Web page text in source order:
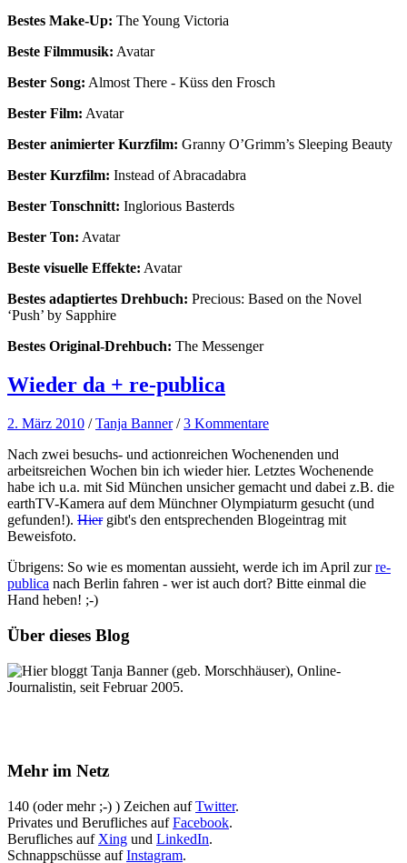
Bestes Make-Up: The Young Victoria
Beste Filmmusik: Avatar
Bester Song: Almost There - Küss den Frosch
Bester Film: Avatar
Bester animierter Kurzfilm: Granny O’Grimm’s Sleeping Beauty
Bester Kurzfilm: Instead of Abracadabra
Bester Tonschnitt: Inglorious Basterds
Bester Ton: Avatar
Beste visuelle Effekte: Avatar
Bestes adaptiertes Drehbuch: Precious: Based on the Novel
‘Push’ by Sapphire
Bestes Original-Drehbuch: The Messenger
Wieder da + re-publica
2. März 2010 /Tanja Banner /3 Kommentare
Nach zwei besuchs- und actionreichen Wochenenden und
arbeitsreichen Wochen bin ich wieder hier. Letztes Wochenende
habe ich u.a. mit Sid München unsicher gemacht und dabei z.B. die
earthTV-Kamera auf dem Münchner Olympiaturm gesucht (und
gefunden!). Hiergibt's den entsprechenden Blogeintrag mit
Beweisfoto.
Übrigens: So wie es momentan aussieht, werde ich im April zurre-
publica nach Berlin fahren - wer ist auch dort? Bitte einmal die
Hand heben! ;-)
Über dieses Blog
Hier bloggt Tanja Banner (geb. Morschhäuser), Online-
Journalistin, seit Februar 2005.
Mehr im Netz
140 (oder mehr ;-) ) Zeichen aufTwitter.
Privates und Berufliches aufFacebook.
Berufliches auf Xing und LinkedIn.
Schnappschüsse aufInstagram.